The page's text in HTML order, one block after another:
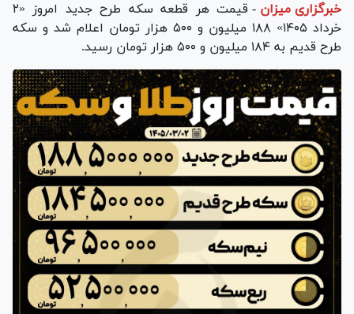
خبرگزاری میزان -
قیمت هر قطعه سکه طرح جدید امروز «۲
خرداد ۱۴۰۵» ۱۸۸ میلیون و ۵۰۰ هزار تومان اعلام شد و سکه
طرح قدیم به ۱۸۴ میلیون و ۵۰۰ هزار تومان رسید.